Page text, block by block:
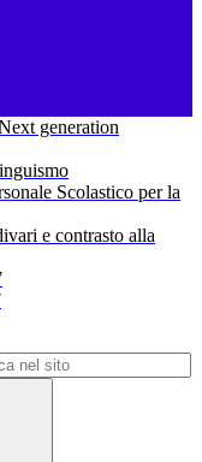
generation
Scolastico per la
e contrasto alla